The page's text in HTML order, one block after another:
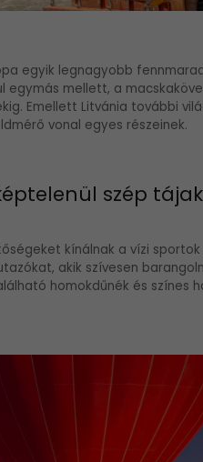
egyik legnagyobb
egymás mellett, a
Emellett Litvánia további
vonal egyes részeinek.
szép tájak
kínálnak a vízi sportok
akik szívesen
homokdűnék és színes